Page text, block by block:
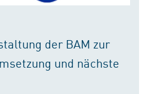
der BAM zur
und nächste